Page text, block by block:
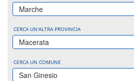
Marche
CERCA UN'ALTRA PROVINCIA
Macerata
CERCA UN COMUNE
San Ginesio